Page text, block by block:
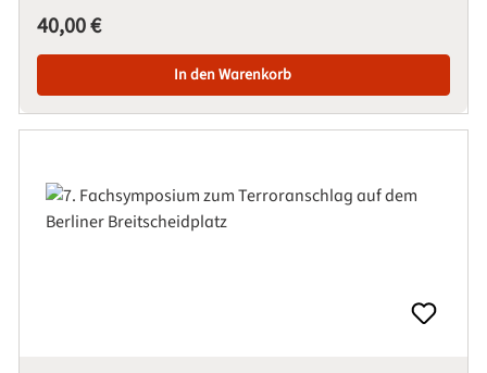
Regulärer Preis:
40,00 €
In den Warenkorb